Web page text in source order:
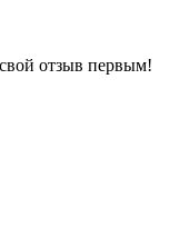
отзыв первым!